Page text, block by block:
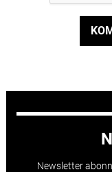
Newsletter